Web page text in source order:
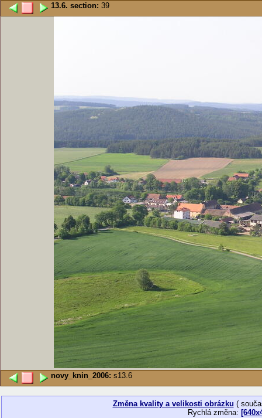
13.6. section: 39
novy_knin_2006: s13.6
Změna kvality a velikosti obrázku (
Rychlá změna: